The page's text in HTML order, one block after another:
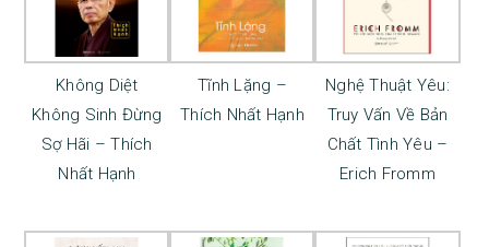
Không Diệt
Không Sinh Đừng
Sợ Hãi – Thích
Nhất Hạnh
Tĩnh Lặng –
Thích Nhất Hạnh
Nghệ Thuật Yêu:
Truy Vấn Về Bản
Chất Tình Yêu –
Erich Fromm